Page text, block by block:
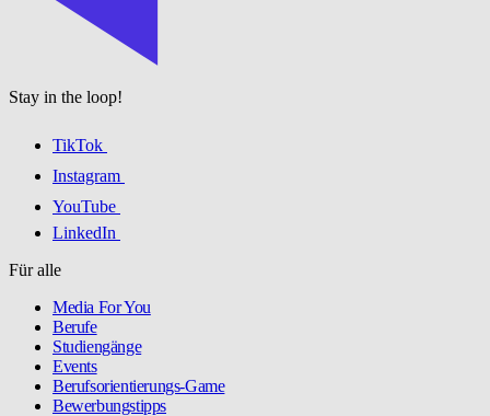
Stay in the loop!
TikTok
Instagram
YouTube
LinkedIn
Für alle
Media For You
Berufe
Studiengänge
Events
Berufsorientierungs-Game
Bewerbungstipps